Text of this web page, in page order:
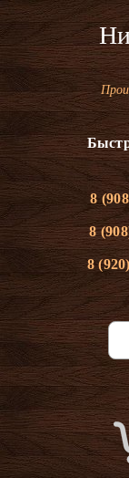
8
8
8